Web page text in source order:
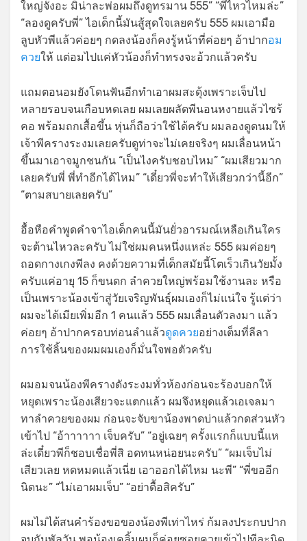
ใหญ่จังอะ มิน่าละพ่อผมถึงดูทรมาน 555” “พีไหวไหมล่ะ”
“ลองดูครับพี่” ไอเด็กนี้มันสู้สุดใจเลยครับ 555 ผมเอามือ
ลูบหัวพีแล้วค่อยๆ กดลงน้องก็คงรู้หน้าที่ค่อยๆ อ้าปากอม
ควยให้ แต่อมไปแค่หัวน้องก็ทำทรงจะอ้วกแล้วครับ
แถมตอนอมยังโดนฟันอีกทำเอาผมสะดุ้งเพราะเจ็บไป
หลายรอบจนเกือบหดเลย ผมเลยผลัดพีนอนหงายแล้วไซร้
คอ พร้อมถกเสื้อขึ้น หุ่นก็ถือว่าใช้ได้ครับ ผมลองดูดนมให้
เจ้าพีครางระงมเลยครับดูท่าจะไม่เคยจริงๆ ผมเลื่อนหน้า
ขึ้นมาเอาจมูกชนกัน “เป็นไงครับชอบไหม” “ผมเสียวมาก
เลยครับพี่ พี่ทำอีกได้ไหม” “เดี๋ยวพี่จะทำให้เสียวกว่านี้อีก”
“ตามสบายเลยครับ”
อื้อหือคำพูดคำจาไอเด็กคนนี้มันยั่วอารมณ์เหลือเกินใคร
จะต้านไหวละครับ ไม่ใช่ผมคนหนึ่งแหล่ะ 555 ผมค่อยๆ
ถอดกางเกงพีลง คงด้วยความที่เด็กสมัยนี้โตเร็วเกินวัยมั้ง
ครับแค่อายุ 15 ก็ขนดก ลำควยใหญ่พร้อมใช้งานละ หรือ
เป็นเพราะน้องเข้าสู่วัยเจริญพันธุ์ผมเองก็ไม่แน่ใจ รู้แต่ว่า
ผมจะได้เมียเพิ่มอีก 1 คนแล้ว 555 ผมเลื่อนตัวลงมา แล้ว
ค่อยๆ อ้าปากครอบท่อนลำแล้วดูดควยอย่างเต็มที่ลีลา
การใช้ลิ้นของผมผมเองก็มั่นใจพอตัวครับ
ผมอมจนน้องพีครางดังระงมทั่วห้องก่อนจะร้องบอกให้
หยุดเพราะน้องเสียวจะแตกแล้ว ผมจึงหยุดแล้วเอเจลมา
ทาลำควยของผม ก่อนจะจับขาน้องพาดบ่าแล้วกดส่วนหัว
เข้าไป “อ้าาาาาา เจ็บครับ” “อยู่เฉยๆ ครั้งแรกก็แบบนี้แห
ล่ะเดี๋ยวพีก็ชอบเชื่อพี่สิ อดทนหน่อยนะครับ” “ผมเจ็บไม่
เสียวเลย หดหมดแล้วเนี่ย เอาออกได้ไหม นะพี” “พี่ขออีก
นิดนะ” “ไม่เอาผมเจ็บ” “อย่าดื้อสิครับ”
ผมไม่ได้สนคำร้องขอของน้องพีเท่าไหร่ ก้มลงประกบปาก